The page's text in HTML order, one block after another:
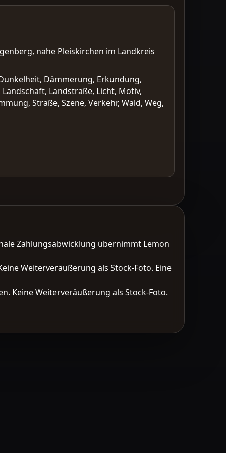
nahe Pleiskirchen im Landkreis
Dämmerung, Erkundung,
Landstraße, Licht, Motiv,
Straße, Szene, Verkehr, Wald, Weg,
Zahlungsabwicklung übernimmt Lemon
Weiterveräußerung als Stock-Foto. Eine
Keine Weiterveräußerung als Stock-Foto.